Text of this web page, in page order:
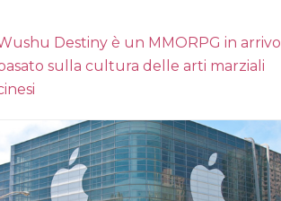
Destiny è un MMORPG in arrivo
sulla cultura delle arti marziali